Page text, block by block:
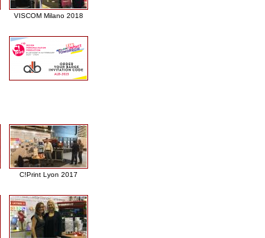
VISCOM Milano 2018
C!Print Lyon 2017